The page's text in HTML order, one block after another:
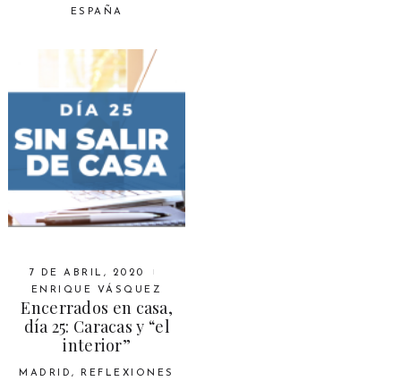
ESPAÑA
7 DE ABRIL, 2020
ENRIQUE VÁSQUEZ
Encerrados en casa,
día 25: Caracas y “el
interior”
MADRID, REFLEXIONES